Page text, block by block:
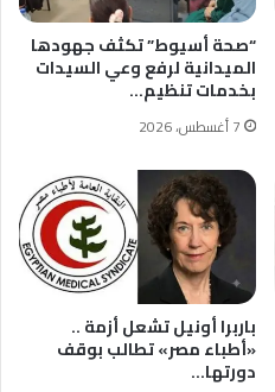
“صحة أسيوط” تكثف جهودها
الميدانية لرفع وعي السيدات
بخدمات تنظيم…
7 أغسطس، 2026
باربرا أونيل تشعل أزمة ..
«أطباء مصر» تطالب بوقف
دورتها…